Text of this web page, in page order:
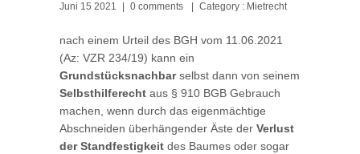
Juni 15 2021 0 comments Category : Mietrecht
nach einem Urteil des BGH vom 11.06.2021
(Az: VZR 234/19) kann ein
Grundstücksnachbarselbst dann von seinem
Selbsthilferecht aus § 910 BGB Gebrauch
machen, wenn durch das eigenmächtige
Abschneiden überhängender Äste der Verlust
der Standfestigkeit des Baumes oder sogar